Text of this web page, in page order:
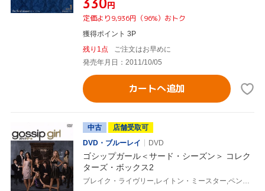
円
定価より9,936円（96%）おトク
獲得ポイント 3P
残り1点
ご注文はお早めに
発売年月日：2011/10/05
カートへ追加
中古
店舗受取可
DVD・ブルーレイ
DVD
ゴシップガール＜サード・シーズン＞ コレク
ターズ・ボックス2
ブレイク・ライヴリー,レイトン・ミースター,ペン・バッジリー,セシリー・フォン・ジーゲザー(原作)